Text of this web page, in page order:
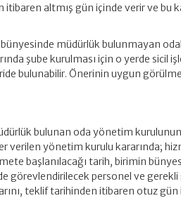
altmış gün içinde verir ve bu
bünyesinde müdürlük bulunmayan
şube kurulması için o yerde sicil
bulunabilir. Önerinin uygun
bulunan oda yönetim
verilen yönetim kurulu kararında;
başlanılacağı tarih, birimin
görevlendirilecek personel ve
teklif tarihinden itibaren otuz